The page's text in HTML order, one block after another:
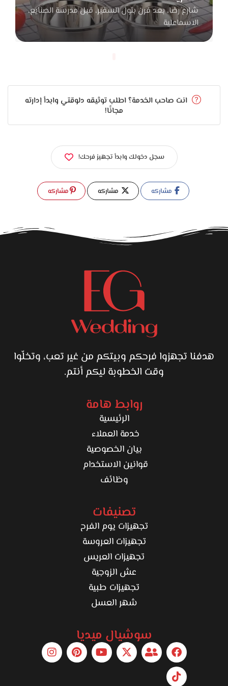
شارع رضا، بعد فرن بتول السفير، قبل مدرسة الصنايع،
الاسماعلية
انت صاحب الخدمة؟ اطلب توثيقه دلوقتي وابدأ إدارته
مجانًا!
سجل دخولك وابدأ تجهيز فرحك!
مشاركه مشاركه مشاركه
هدفنا تجهزوا فرحكم وبيتكم من غير تعب، وتخلّوا
وقت الخطوبة ليكم أنتم.
روابط هامة
الرئيسية
خدمة العملاء
بيان الخصوصية
قوانين الاستخدام
وظائف
تصنيفات
تجهيزات يوم الفرح
تجهيزات العروسة
تجهيزات العريس
عش الزوجية
تجهيزات طبية
شهر العسل
سوشيال ميديا